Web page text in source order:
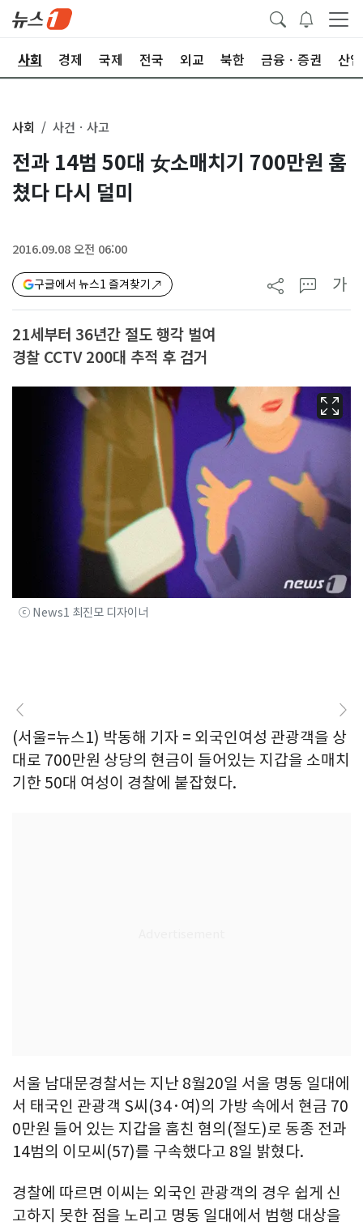
사회 경제 국제 전국 외교 북한 금융ㆍ증권 산업
사회 사건ㆍ사고
전과 14범 50대 女소매치기 700만원 훔
쳤다 다시 덜미
2016.09.08 오전 06:00
구글에서 뉴스1 즐겨찾기 가
21세부터 36년간 절도 행각 벌여
경찰 CCTV 200대 추적 후 검거
ⓒ News1 최진모 디자이너
(서울=뉴스1) 박동해 기자 = 외국인여성 관광객을 상
대로 700만원 상당의 현금이 들어있는 지갑을 소매치
기한 50대 여성이 경찰에 붙잡혔다.
서울 남대문경찰서는 지난 8월20일 서울 명동 일대에
서 태국인 관광객 S씨(34·여)의 가방 속에서 현금 70
0만원 들어 있는 지갑을 훔친 혐의(절도)로 동종 전과
14범의 이모씨(57)를 구속했다고 8일 밝혔다.
경찰에 따르면 이씨는 외국인 관광객의 경우 쉽게 신
고하지 못한 점을 노리고 명동 일대에서 범행 대상을